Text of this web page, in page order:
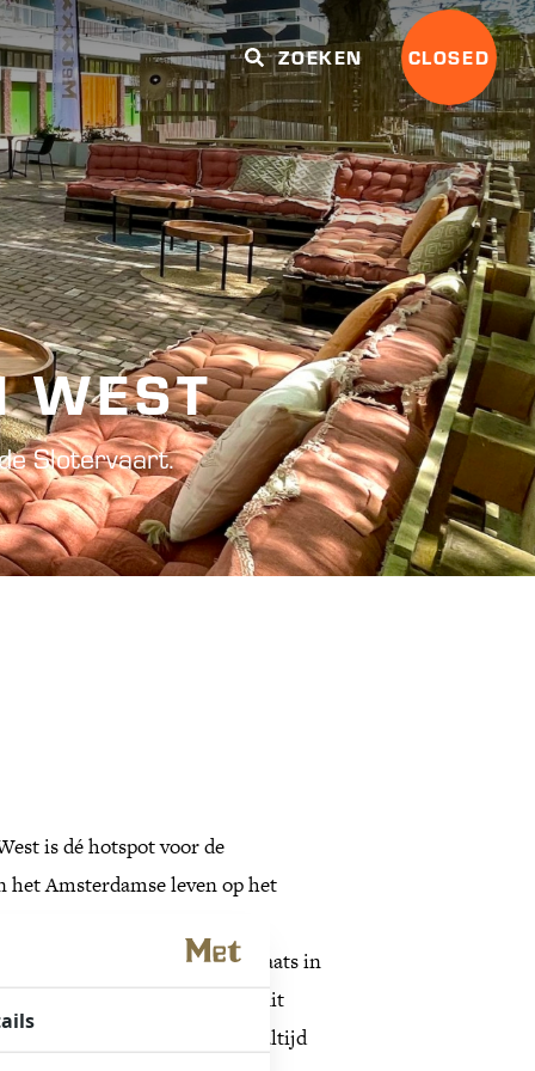
ZOEKEN CLOSED
WEST
Slotervaart.
is dé hotspot voor de
het Amsterdamse leven op het
een unieke ervaring. Neem plaats in
en geniet van een drankje uit
koffiekaart. Of, bestel een maaltijd